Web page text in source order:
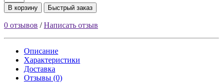
В корзину Быстрый заказ
0 отзывов /Написать отзыв
Описание
Характеристики
Доставка
Отзывы (0)